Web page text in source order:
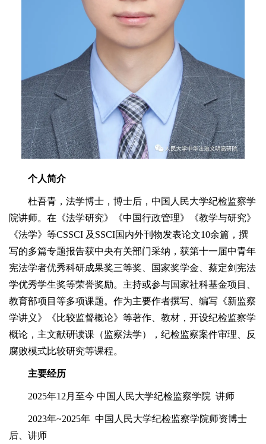
个人简介
杜吾青，法学博士，博士后，中国人民大学纪检监察学
院讲师。在《法学研究》《中国行政管理》《教学与研究》
《法学》等CSSCI 及SSCI国内外刊物发表论文10余篇，撰
写的多篇专题报告获中央有关部门采纳，获第十一届中青年
宪法学者优秀科研成果奖三等奖、国家奖学金、蔡定剑宪法
学优秀学生奖等荣誉奖励。主持或参与国家社科基金项目、
教育部项目等多项课题。作为主要作者撰写、编写《新监察
学讲义》《比较监督概论》等著作、教材，开设纪检监察学
概论，主文献研读课（监察法学），纪检监察案件审理、反
腐败模式比较研究等课程。
主要经历
2025年12月至今 中国人民大学纪检监察学院 讲师
2023年~2025年 中国人民大学纪检监察学院师资博士
后、讲师